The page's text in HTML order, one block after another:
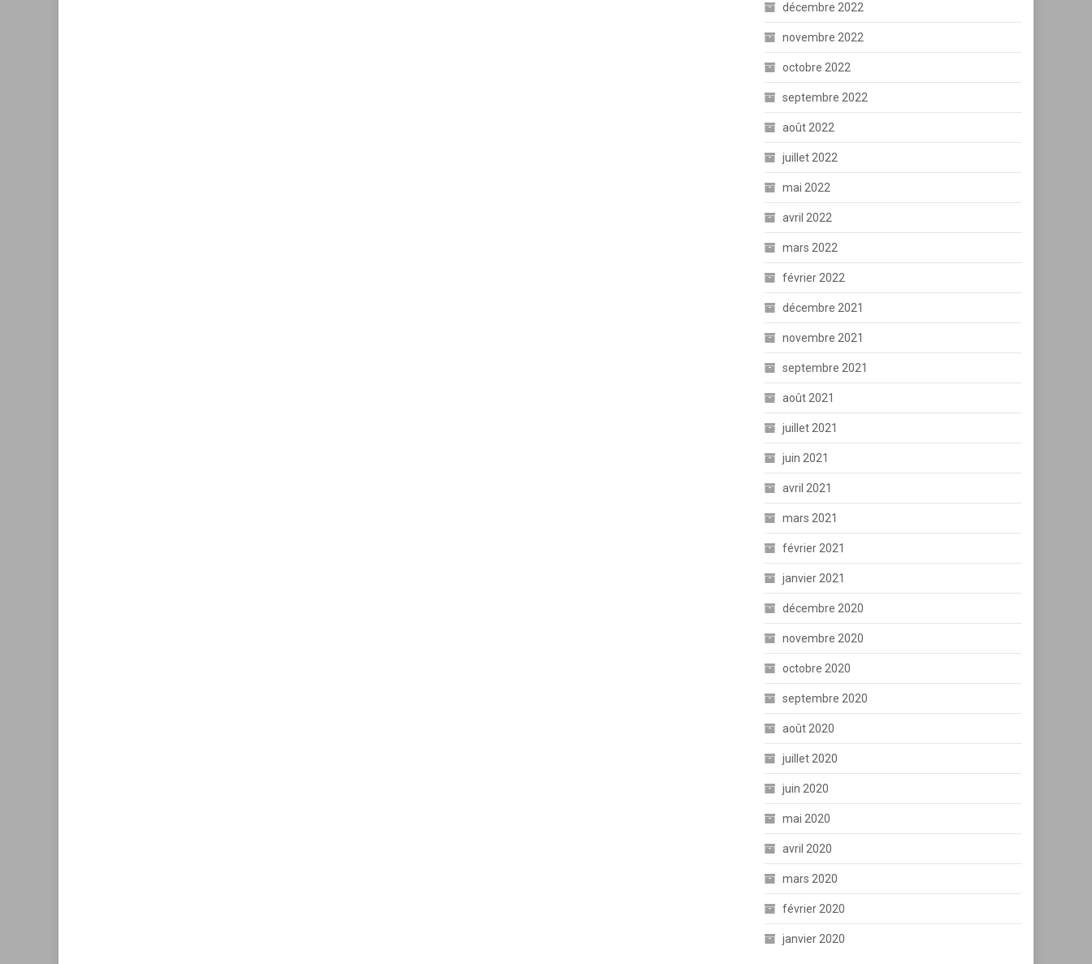
décembre 2022
novembre 2022
octobre 2022
septembre 2022
août 2022
juillet 2022
mai 2022
avril 2022
mars 2022
février 2022
décembre 2021
novembre 2021
septembre 2021
août 2021
juillet 2021
juin 2021
avril 2021
mars 2021
février 2021
janvier 2021
décembre 2020
novembre 2020
octobre 2020
septembre 2020
août 2020
juillet 2020
juin 2020
mai 2020
avril 2020
mars 2020
février 2020
janvier 2020